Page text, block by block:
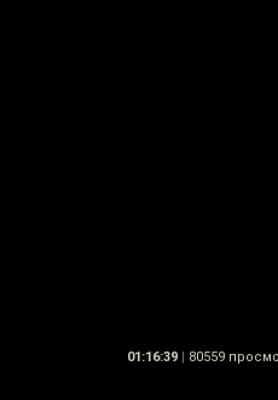
01:16:39 | 80559